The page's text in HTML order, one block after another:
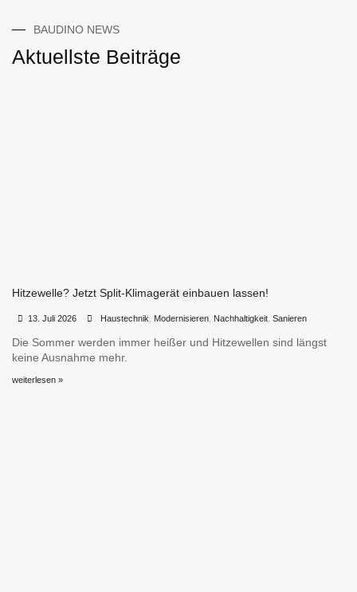
BAUDINO NEWS
Aktuellste Beiträge
Hitzewelle? Jetzt Split-Klimagerät einbauen lassen!
13. Juli 2026 Haustechnik Modernisieren, Nachhaltigkeit, Sanieren
Die Sommer werden immer heißer und Hitzewellen sind längst
keine Ausnahme mehr.
weiterlesen »